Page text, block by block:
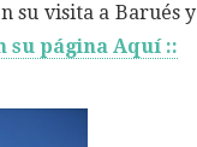
su visita a Barués y
su página Aquí ::